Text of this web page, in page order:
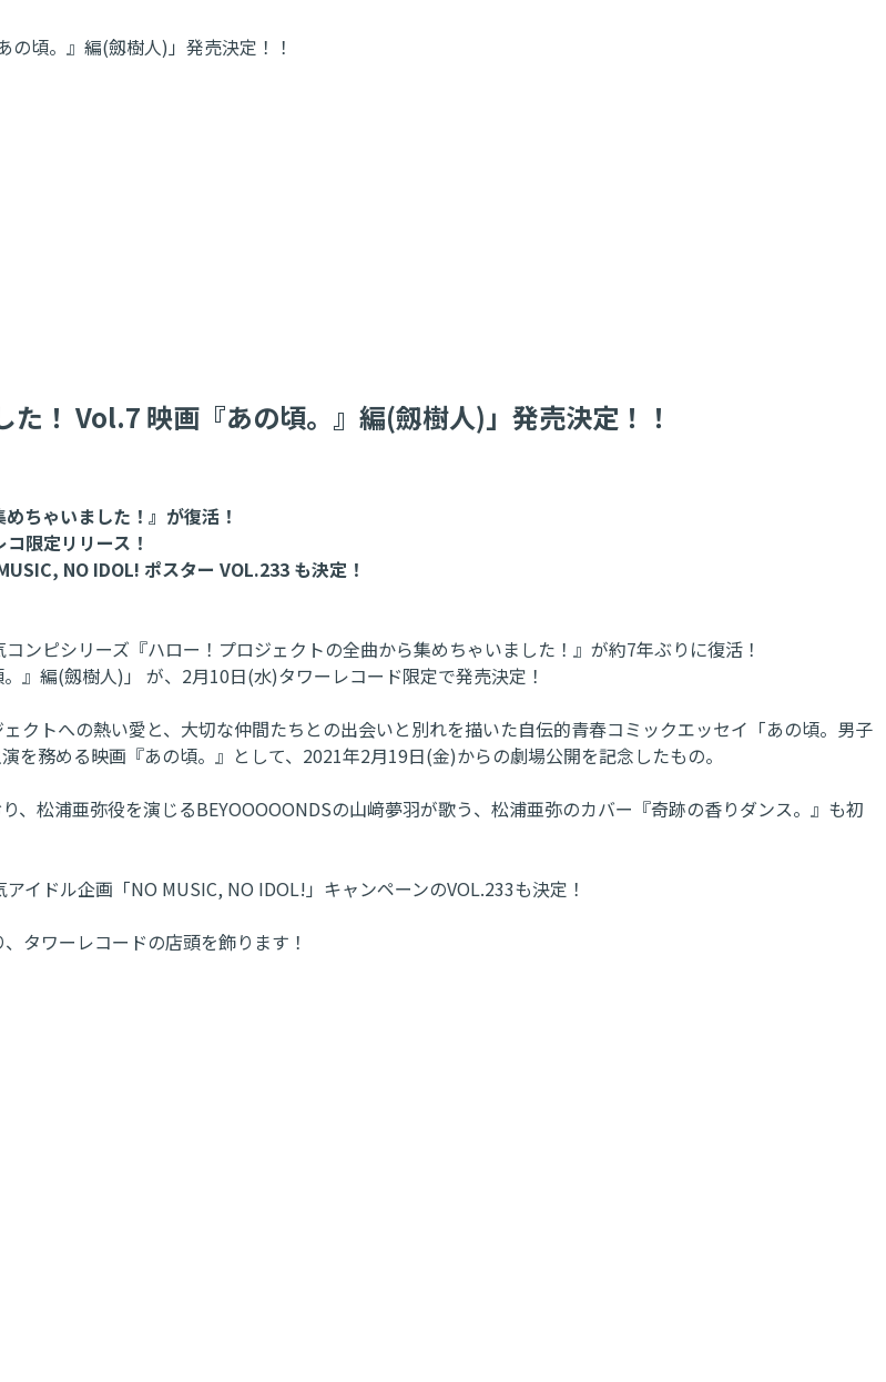
の頃。』編(劔樹人)」発売決定！！
！ Vol.7 映画『あの頃。』編(劔樹人)」発売決定！！
ちゃいました！』が復活！
限定リリース！
NO IDOL! ポスター VOL.233 も決定！
ンピシリーズ『ハロー！プロジェクトの全曲から集めちゃいました！』が約7年ぶりに復活！
』編(劔樹人)」 が、2月10日(水)タワーレコード限定で発売決定！
クトへの熱い愛と、大切な仲間たちとの出会いと別れを描いた自伝的青春コミックエッセイ「あの頃。男子
務める映画『あの頃。』として、2021年2月19日(金)からの劇場公開を記念したもの。
松浦亜弥役を演じるBEYOOOOONDSの山﨑夢羽が歌う、松浦亜弥のカバー『奇跡の香りダンス。』も初
イドル企画「NO MUSIC, NO IDOL!」キャンペーンのVOL.233も決定！
タワーレコードの店頭を飾ります！